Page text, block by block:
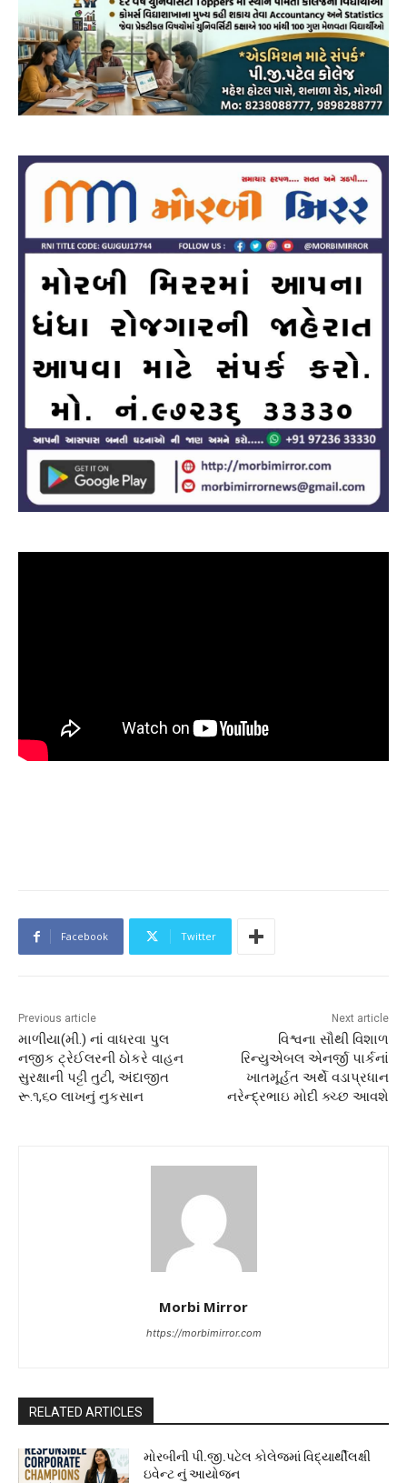
Facebook Twitter
Previous article
માળીયા(મી.) નાં વાધરવા પુલ
નજીક ટ્રેઈલરની ઠોકરે વાહન
સુરક્ષાની પટ્ટી તુટી, અંદાજીત
રૂ.૧,૬૦ લાખનું નુકસાન
Next article
વિશ્વના સૌથી વિશાળ
રિન્યુએબલ એનર્જી પાર્કનાં
ખાતમૂર્હત અર્થે વડાપ્રધાન
નરેન્દ્રભાઇ મોદી ક્ચ્છ આવશે
Morbi Mirror
https://morbimirror.com
RELATED ARTICLES
મોરબીની પી.જી.પટેલ કોલેજમાં વિદ્યાર્થીલક્ષી
ઇવેન્ટ નું આયોજન